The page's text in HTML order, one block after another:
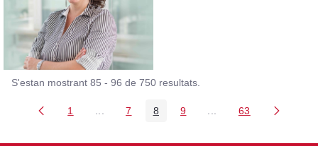
S'estan mostrant 85 - 96 de 750 resultats.
Pàgina
1 Pàgines intermèdies Utilitzeu TAB per
Pàgina
7 Pàgina
8 Pàgina
9 Pàgines intermèdies
Pàgina
63